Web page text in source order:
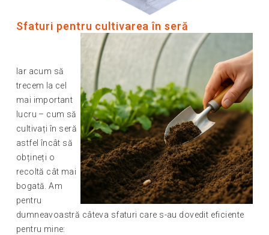
Sfaturi pentru cultivarea în seră
Iar acum să
trecem la cel
mai important
lucru – cum să
cultivați în seră
astfel încât să
obțineți o
recoltă cât mai
bogată. Am
pentru
dumneavoastră câteva sfaturi care s-au dovedit eficiente
pentru mine: